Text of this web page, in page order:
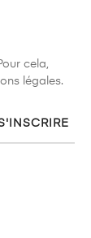
cela,
légales.